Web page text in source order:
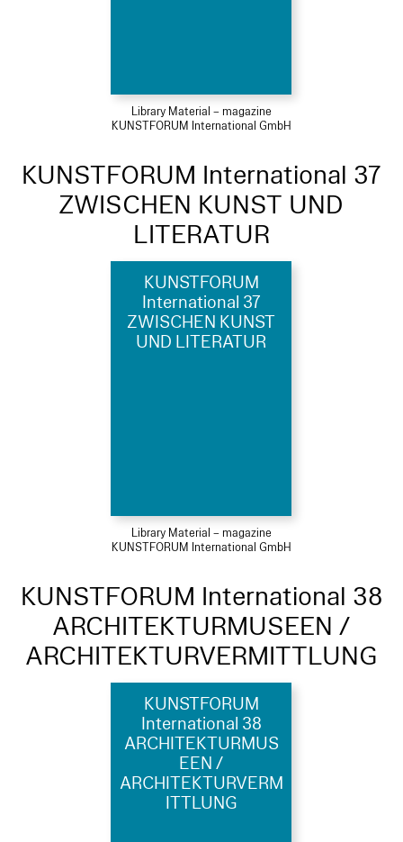
Library Material – magazine
KUNSTFORUM International GmbH
KUNSTFORUM International 37
ZWISCHEN KUNST UND
LITERATUR
KUNSTFORUM
International 37
ZWISCHEN KUNST
UND LITERATUR
Library Material – magazine
KUNSTFORUM International GmbH
KUNSTFORUM International 38
ARCHITEKTURMUSEEN /
ARCHITEKTURVERMITTLUNG
KUNSTFORUM
International 38
ARCHITEKTURMUS
EEN /
ARCHITEKTURVERM
ITTLUNG